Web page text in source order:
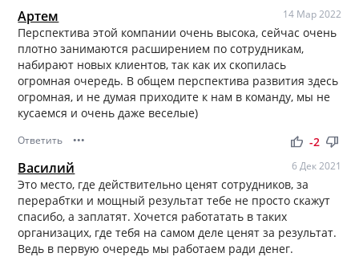
Артем 14 Мар 2022
Перспектива этой компании очень высока, сейчас очень
плотно занимаются расширением по сотрудникам,
набирают новых клиентов, так как их скопилась
огромная очередь. В общем перспектива развития здесь
огромная, и не думая приходите к нам в команду, мы не
кусаемся и очень даже веселые)
Ответить ••• thumb_up thumb_down
-2
Василий 6 Дек 2021
Это место, где действительно ценят сотрудников, за
перерабтки и мощный результат тебе не просто скажут
спасибо, а заплатят. Хочется работатать в таких
организацих, где тебя на самом деле ценят за результат.
Ведь в первую очередь мы работаем ради денег.